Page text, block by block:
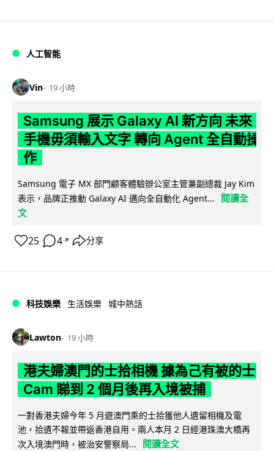
人工智能
Vin 19 小時
Samsung 展示 Galaxy AI 新方向 未來
手機毋須輸入文字 轉向 Agent 全自動操
作
Samsung 電子 MX 部門顧客體驗辦公室主管兼副總裁 Jay Kim
表示，品牌正推動 Galaxy AI 邁向全自動化 Agent...
閱讀全
文
25 4 ↗ 分享
科技娛樂 生活娛樂 城中熱話
Lawton 19 小時
港夫婦澳門的士拾相機 據為己有被的士
Cam 睇到 2 個月後再入境被捕
一對香港夫婦今年 5 月遊澳門乘的士拾獲他人遺留相機及電
池，拾遺不報並帶返香港自用。兩人本月 2 日經港珠澳大橋再
次入境澳門時，被治安警察局...
閱讀全文